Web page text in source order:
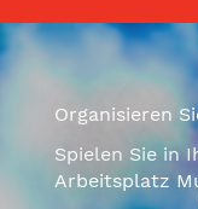
Organisieren
Spielen Sie in
Arbeitsplatz